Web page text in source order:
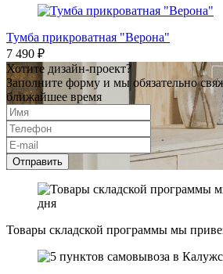
Тумба прикроватная "Верона"
7 490 ₽
Хотите дизайн-проект?
Заполните форму и мы обязательно
ближайшее время
Отправить
Товары складской программы мы